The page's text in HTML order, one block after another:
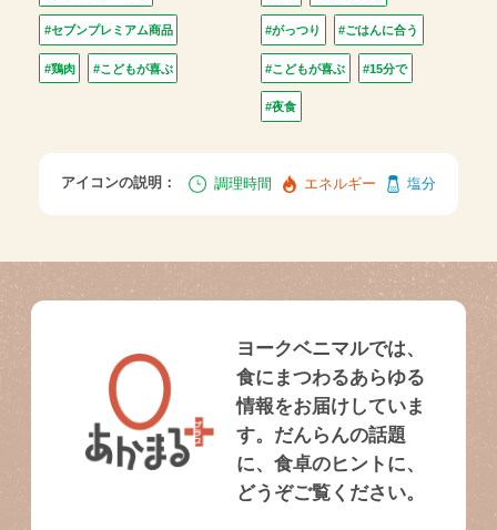
#セブンプレミアム商品
#鶏肉 #こどもが喜ぶ
#がっつり #ごはんに合う
#こどもが喜ぶ #15分で
#夜食
アイコンの説明： 調理時間 エネルギー 塩分
ヨークベニマルでは、
食にまつわるあらゆる
情報をお届けしていま
す。だんらんの話題
に、食卓のヒントに、
どうぞご覧ください。